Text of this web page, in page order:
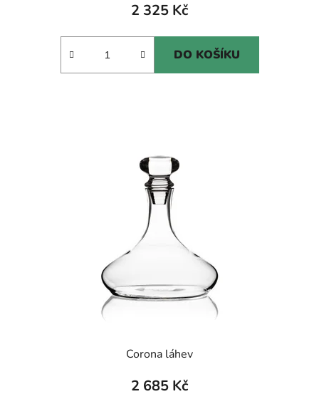
2 325 Kč
DO KOŠÍKU
Corona láhev
2 685 Kč